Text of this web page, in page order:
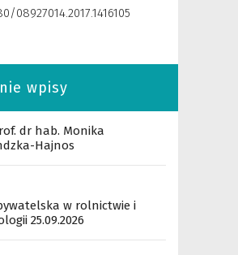
08927014.2017.1416105
wpisy
dr hab. Monika
Hajnos
w rolnictwie i
25.09.2026